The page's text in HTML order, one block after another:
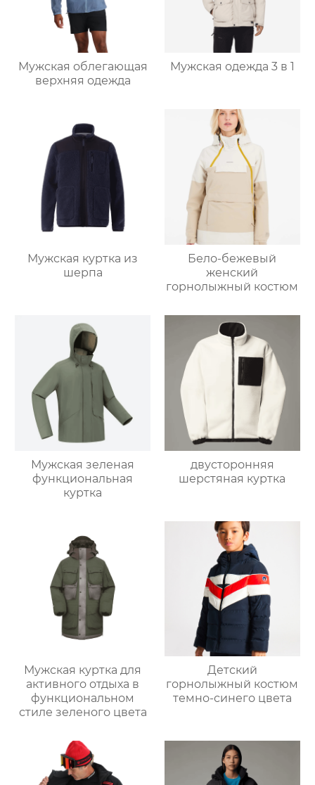
Мужская облегающая
верхняя одежда
Мужская одежда 3 в 1
Мужская куртка из
шерпа
Бело-бежевый
женский
горнолыжный костюм
Мужская зеленая
функциональная
куртка
двусторонняя
шерстяная куртка
Мужская куртка для
активного отдыха в
функциональном
стиле зеленого цвета
Детский
горнолыжный костюм
темно-синего цвета